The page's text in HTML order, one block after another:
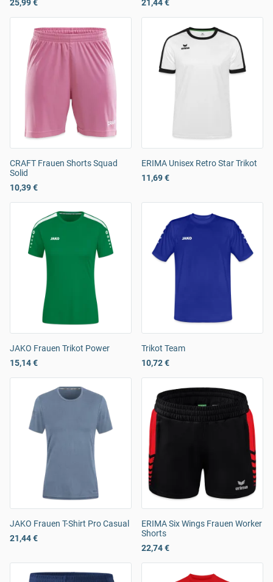
25,99 € 21,44 €
CRAFT Frauen Shorts Squad
Solid
10,39 €
ERIMA Unisex Retro Star Trikot
11,69 €
JAKO Frauen Trikot Power
15,14 €
Trikot Team
10,72 €
JAKO Frauen T-Shirt Pro Casual
21,44 €
ERIMA Six Wings Frauen Worker
Shorts
22,74 €